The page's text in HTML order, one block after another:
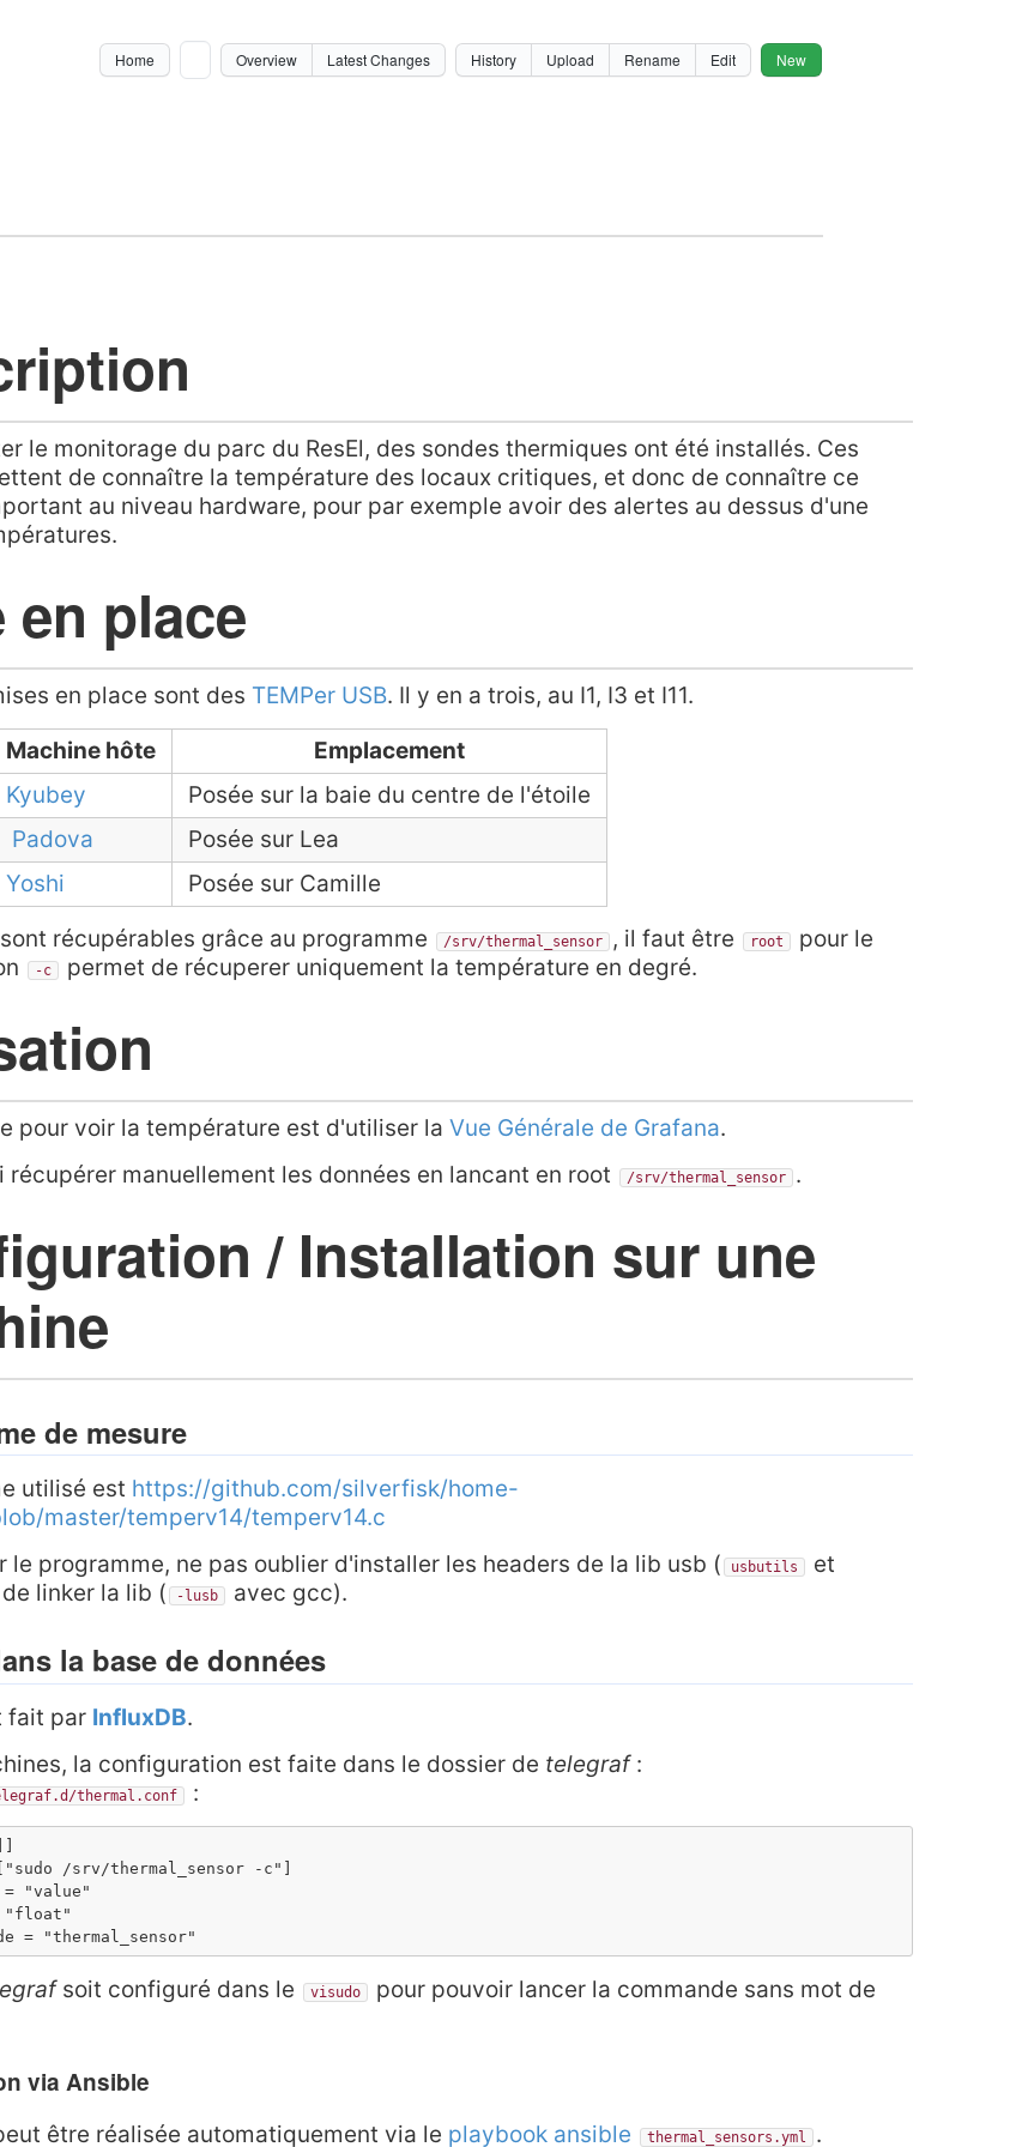
Home Overview Latest Changes History Upload Rename Edit New
le monitorage du parc du ResEl, des sondes thermiques ont été installés. Ces
de connaître la température des locaux critiques, et donc de connaître ce
au niveau hardware, pour par exemple avoir des alertes au dessus d'une
en place
en place sont des TEMPer USB. Il y en a trois, au I1, I3 et I11.
Machine hôte
Emplacement
Kyubey
Posée sur la baie du centre de l'étoile
Padova
Posée sur Lea
Yoshi
Posée sur Camille
récupérables grâce au programme
/srv/thermal_sensor , il faut être root
pour le
-c permet de récuperer uniquement la température en degré.
pour voir la température est d'utiliser la Vue Générale de Grafana.
récupérer manuellement les données en lancant en root
/srv/thermal_sensor .
/ Installation sur une
de mesure
utilisé est https://github.com/silverfisk/home-
master/temperv14/temperv14.c
le programme, ne pas oublier d'installer les headers de la lib usb (
usbutils et
linker la lib ( -lusb avec gcc).
la base de données
fait par InfluxDB.
la configuration est faite dans le dossier de telegraf:
thermal.conf :
/srv/thermal_sensor -c"]
"value"
= "thermal_sensor"
soit configuré dans le visudo
pour pouvoir lancer la commande sans mot de
via Ansible
être réalisée automatiquement via le playbook ansible thermal_sensors.yml .